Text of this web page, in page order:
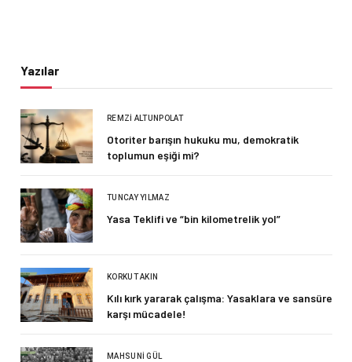
Yazılar
REMZI ALTUNPOLAT
Otoriter barışın hukuku mu, demokratik
toplumun eşiği mi?
TUNCAY YILMAZ
Yasa Teklifi ve “bin kilometrelik yol”
KORKUT AKIN
Kılı kırk yararak çalışma: Yasaklara ve sansüre
karşı mücadele!
MAHSUNI GÜL